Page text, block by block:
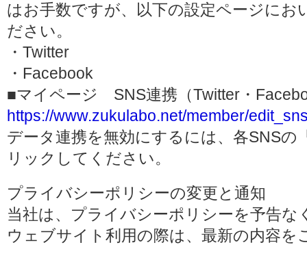
はお手数ですが、以下の設定ページにお
ださい。
・Twitter
・Facebook
■マイページ SNS連携（Twitter・
https://www.zukulabo.net/member/
データ連携を無効にするには、各SNSの
リックしてください。
プライバシーポリシーの変更と通知
当社は、プライバシーポリシーを予告
ウェブサイト利用の際は、最新の内容を